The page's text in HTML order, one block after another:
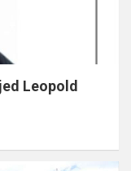
Leopold